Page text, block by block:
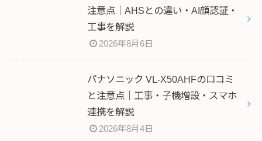
注意点｜AHSとの違い・AI顔認証・
工事を解説
2026年8月6日
パナソニック VL-X50AHFの口コミ
と注意点｜工事・子機増設・スマホ
連携を解説
2026年8月4日